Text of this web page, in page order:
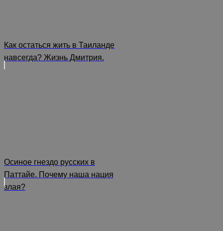
Как остаться жить в Таиланде
навсегда? Жизнь Дмитрия.
Осиное гнездо русских в
Паттайе. Почему наша нация
злая?